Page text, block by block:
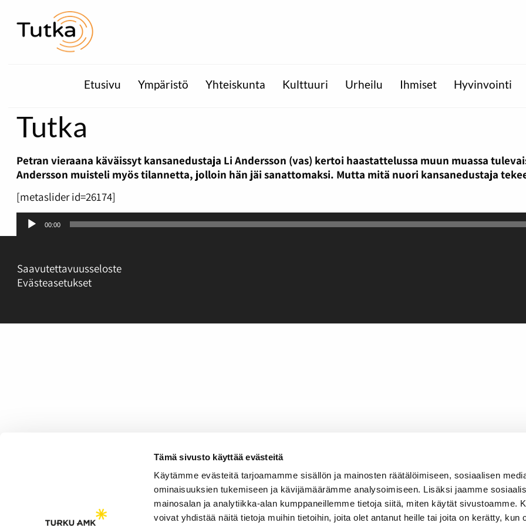
Tämä sivusto käyttää evästeitä
Käytämme evästeitä tarjoamamme sisällön ja mainosten räätälöimiseen, sosiaalisen
ominaisuuksien tukemiseen ja kävijämäärämme analysoimiseen. Lisäksi jaamme
mainosalan ja analytiikka-alan kumppaneillemme tietoja siitä, miten käytät sivustoamme.
voivat yhdistää näitä tietoja muihin tietoihin, joita olet antanut heille tai joita on kerätty, kun
Etusivu Ympäristö Yhteiskunta Kulttuuri Urheilu Ihmiset Hyvinvointi
Tutka
Petran vieraana käväissyt kansanedustaja Li Andersson (vas) kertoi haastattelussa muun muassa
Andersson muisteli myös tilannetta, jolloin hän jäi sanattomaksi. Mutta mitä nuori kansanedustaja
[metaslider id=26174]
Äänitoistin
00:00
Saavutettavuusseloste
Evästeasetukset